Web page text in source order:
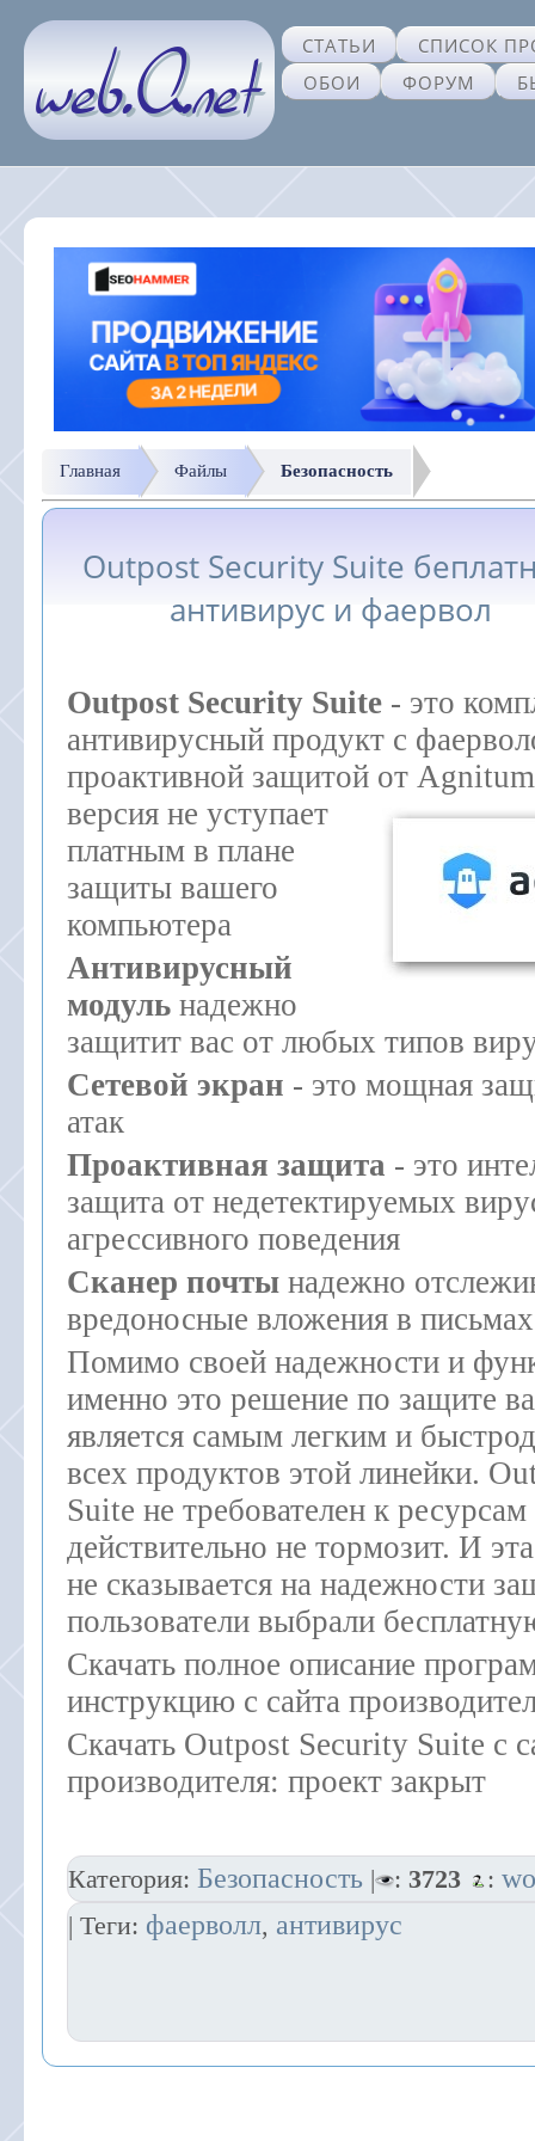
СТАТЬИ
СПИСОК
ОБОИ
ФОРУМ
Главная Файлы Безопасность
Outpost Security Suite
антивирус и фаервол
Outpost Security Suite - это
антивирусный продукт с
проактивной защитой от
версия не уступает
платным в плане
защиты вашего
компьютера
Антивирусный
модуль надежно
защитит вас от любых типов
Сетевой экран - это мощная
атак
Проактивная защита - это
защита от недетектируемых
агрессивного поведения
Сканер почты надежно
вредоносные вложения в письмах
Помимо своей надежности и
именно это решение по защите
является самым легким и
всех продуктов этой линейки.
Suite не требователен к
действительно не тормозит. И
не сказывается на надежности
пользователи выбрали
Скачать полное описание
инструкцию с сайта
Скачать Outpost Security Suite с
производителя: проект закрыт
Категория: Безопасность | : 3723 :
| Теги: фаерволл, антивирус